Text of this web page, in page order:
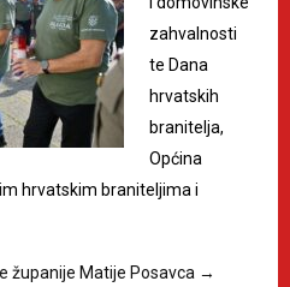
zahvalnosti
te Dana
hrvatskih
branitelja,
Općina
hrvatskim braniteljima i
županije Matije Posavca →